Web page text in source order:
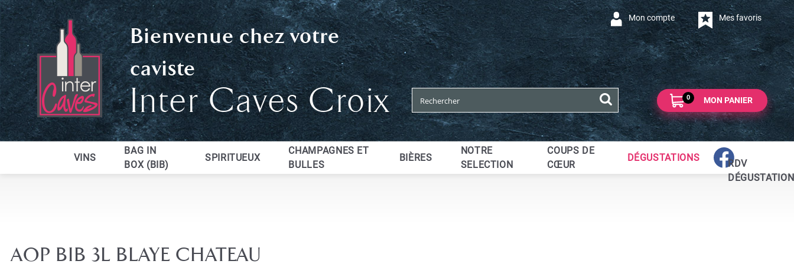
Mes favoris
Mon compte
Bienvenue chez votre
caviste
Inter Caves Croix MON PANIER
0
VINS
BAG IN
BOX (BIB)
SPIRITUEUX
CHAMPAGNES ET
BULLES
BIÈRES
NOTRE
SELECTION
COUPS DE
CŒUR
DÉGUSTATIONS
RDV
AOP BIB 3L BLAYE CHATEAU